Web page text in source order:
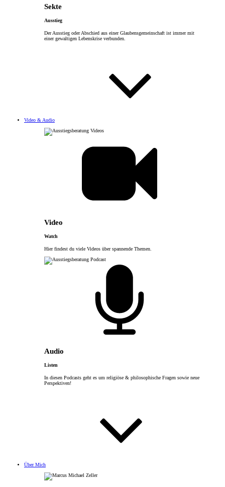
Sekte
Ausstieg
Der Ausstieg oder Abschied aus einer Glaubensgemeinschaft ist immer mit
einer gewaltigen Lebenskrise verbunden.
Video & Audio
Video
Watch
Hier findest du viele Videos über spannende Themen.
Audio
Listen
In diesen Podcasts geht es um religiöse & philosophische Fragen sowie neue
Perspektiven!
Über Mich